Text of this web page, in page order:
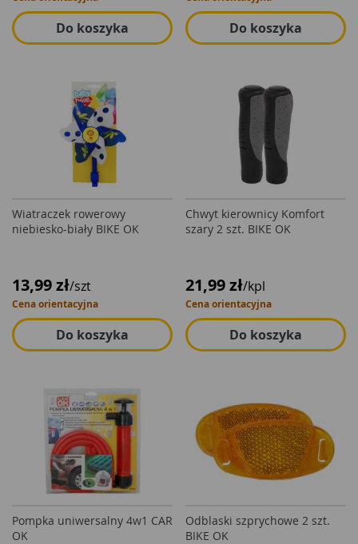
Do koszyka Do koszyka
Wiatraczek rowerowy
niebiesko-biały BIKE OK
13,99 zł/szt
Cena orientacyjna
Do koszyka
Chwyt kierownicy Komfort
szary 2 szt. BIKE OK
21,99 zł/kpl
Cena orientacyjna
Do koszyka
Pompka uniwersalny 4w1 CAR
OK
Odblaski szprychowe 2 szt.
BIKE OK